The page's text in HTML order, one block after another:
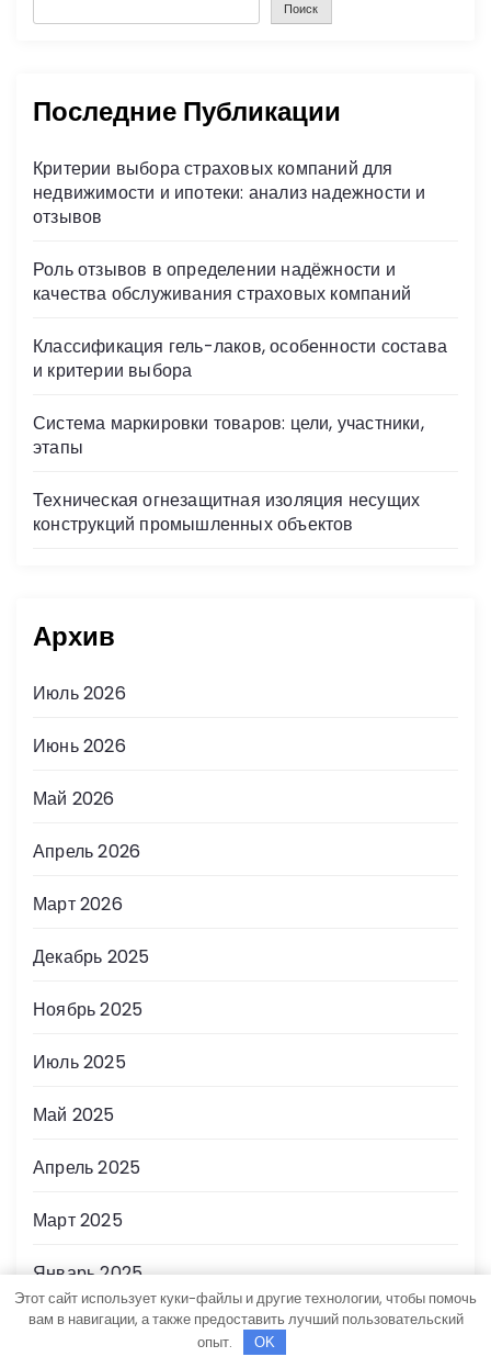
Поиск
Последние Публикации
Критерии выбора страховых компаний для
недвижимости и ипотеки: анализ надежности и
отзывов
Роль отзывов в определении надёжности и
качества обслуживания страховых компаний
Классификация гель-лаков, особенности состава
и критерии выбора
Система маркировки товаров: цели, участники,
этапы
Техническая огнезащитная изоляция несущих
конструкций промышленных объектов
Архив
Июль 2026
Июнь 2026
Май 2026
Апрель 2026
Март 2026
Декабрь 2025
Ноябрь 2025
Июль 2025
Май 2025
Апрель 2025
Март 2025
Январь 2025
Декабрь 2024
Этот сайт использует куки-файлы и другие технологии, чтобы помочь
вам в навигации, а также предоставить лучший пользовательский
опыт.
OK